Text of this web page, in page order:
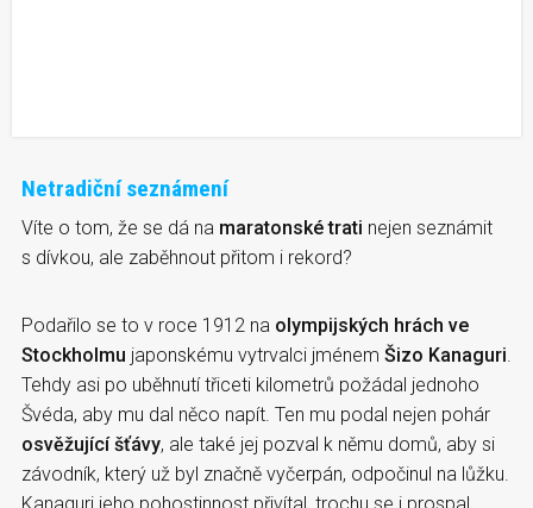
Netradiční seznámení
Víte o tom, že se dá na maratonské trati nejen seznámit
s dívkou, ale zaběhnout přitom i rekord?
Podařilo se to v roce 1912 na olympijských hrách ve
Stockholmu japonskému vytrvalci jménem Šizo Kanaguri
Tehdy asi po uběhnutí třiceti kilometrů požádal jednoho
Švéda, aby mu dal něco napít. Ten mu podal nejen pohár
osvěžující šťávy, ale také jej pozval k němu domů, aby si
závodník, který už byl značně vyčerpán, odpočinul na lůžku.
Kanaguri jeho pohostinnost přivítal, trochu se i prospal,